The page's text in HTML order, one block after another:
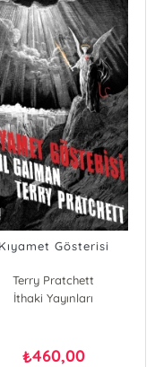
Kıyamet Gösterisi
Terry Pratchett
Neil Gaiman
İthaki Yayınları
₺460,00